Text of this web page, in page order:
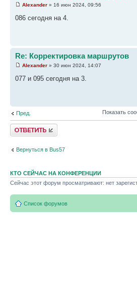
Alexander » 16 июн 2024, 09:56
086 сегодня на 4.
Re: Корректировка маршрутов
Alexander » 30 июн 2024, 14:07
077 и 095 сегодня на 3.
Пред. Показать
Ответить
Вернуться в Bus57
КТО СЕЙЧАС НА КОНФЕРЕНЦИИ
Сейчас этот форум просматривают: нет
Список форумов